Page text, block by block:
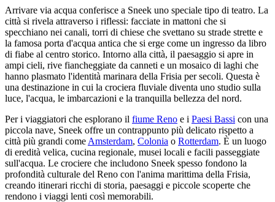
Arrivare via acqua conferisce a Sneek uno speciale tipo di teatro. La
città si rivela attraverso i riflessi: facciate in mattoni che si
specchiano nei canali, torri di chiese che svettano su strade strette e
la famosa porta d'acqua antica che si erge come un ingresso da libro
di fiabe al centro storico. Intorno alla città, il paesaggio si apre in
ampi cieli, rive fiancheggiate da canneti e un mosaico di laghi che
hanno plasmato l'identità marinara della Frisia per secoli. Questa è
una destinazione in cui la crociera fluviale diventa uno studio sulla
luce, l'acqua, le imbarcazioni e la tranquilla bellezza del nord.
Per i viaggiatori che esplorano il fiume Reno e i Paesi Bassi con una
piccola nave, Sneek offre un contrappunto più delicato rispetto a
città più grandi come Amsterdam, Colonia o Rotterdam. È un luogo
di eredità velica, cucina regionale, musei locali e facili passeggiate
sull'acqua. Le crociere che includono Sneek spesso fondono la
profondità culturale del Reno con l'anima marittima della Frisia,
creando itinerari ricchi di storia, paesaggi e piccole scoperte che
rendono i viaggi lenti così memorabili.